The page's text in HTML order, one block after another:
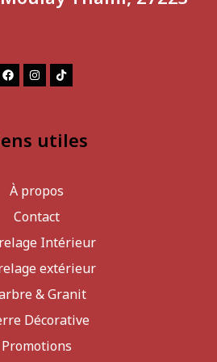
utiles
À propos
Contact
Intérieur
extérieur
& Granit
Décorative
Promotions